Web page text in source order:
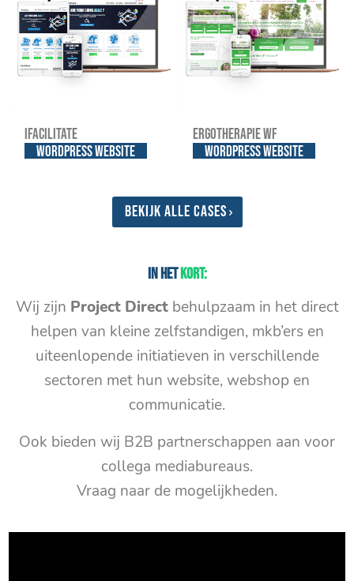
iFacilitate
WordPress website
Ergotherapie WF
WordPress website
Bekijk alle cases
In hetkort:
Wij zijn Project Direct behulpzaam in het direct
helpen van kleine zelfstandigen, mkb’ers en
uiteenlopende initiatieven in verschillende
sectoren met hun website, webshop en
communicatie.
Ook bieden wij B2B partnerschappen aan voor
collega mediabureaus.
Vraag naar de mogelijkheden.